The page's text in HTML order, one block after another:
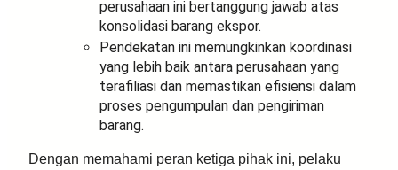
perusahaan ini bertanggung jawab atas
konsolidasi barang ekspor.
Pendekatan ini memungkinkan koordinasi
yang lebih baik antara perusahaan yang
terafiliasi dan memastikan efisiensi dalam
proses pengumpulan dan pengiriman
barang.
Dengan memahami peran ketiga pihak ini, pelaku